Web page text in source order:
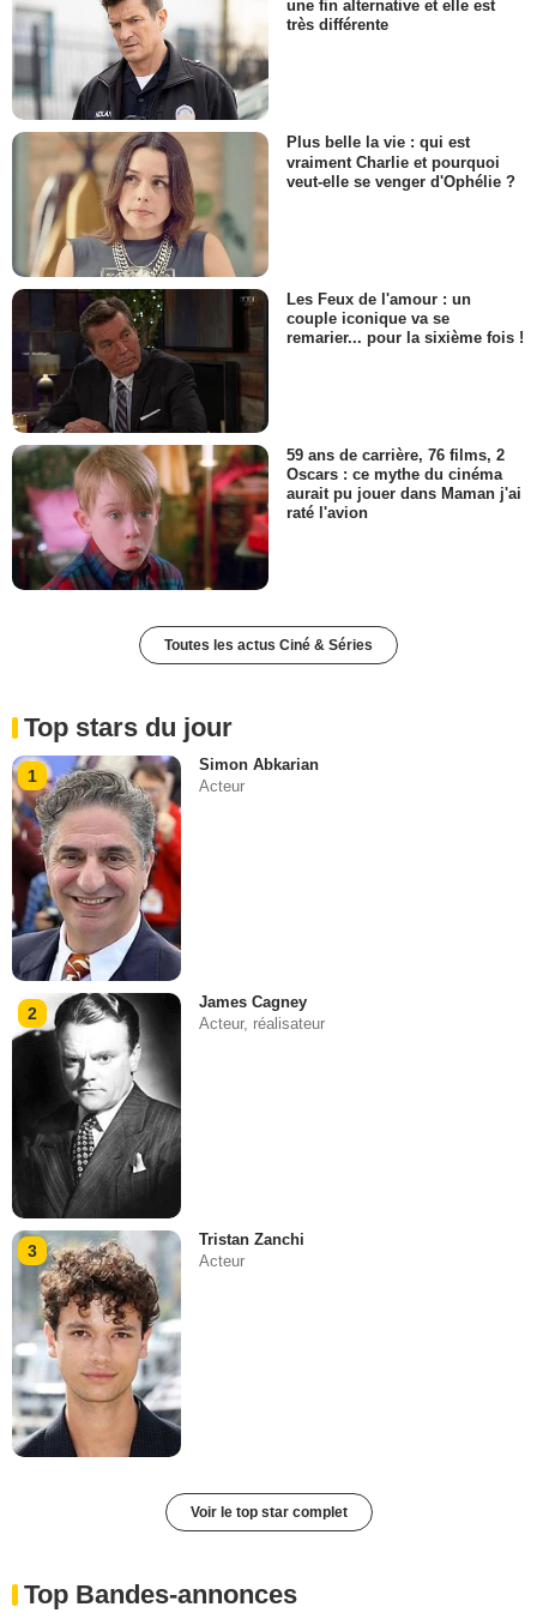
une fin alternative et elle est
très différente
Plus belle la vie : qui est
vraiment Charlie et pourquoi
veut-elle se venger d'Ophélie ?
Les Feux de l'amour : un
couple iconique va se
remarier... pour la sixième fois !
59 ans de carrière, 76 films, 2
Oscars : ce mythe du cinéma
aurait pu jouer dans Maman j'ai
raté l'avion
Toutes les actus Ciné & Séries
Top stars du jour
1
Simon Abkarian
Acteur
2
James Cagney
Acteur, réalisateur
3
Tristan Zanchi
Acteur
Voir le top star complet
Top Bandes-annonces